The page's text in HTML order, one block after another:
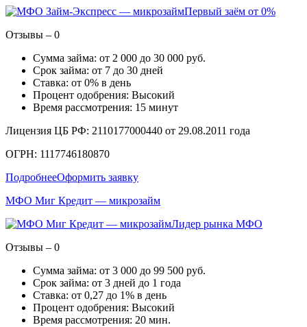
Первый заём от 0%
Отзывы – 0
Сумма займа: от 2 000 до 30 000 руб.
Срок займа: от 7 до 30 дней
Ставка: от 0% в день
Процент одобрения: Высокий
Время рассмотрения: 15 минут
Лицензия ЦБ РФ: 2110177000440 от 29.08.2011 года
ОГРН: 1117746180870
ПодробнееОформить заявку
МФО Миг Кредит — микрозайм
Лидер рынка МФО
Отзывы – 0
Сумма займа: от 3 000 до 99 500 руб.
Срок займа: от 3 дней до 1 года
Ставка: от 0,27 до 1% в день
Процент одобрения: Высокий
Время рассмотрения: 20 мин.